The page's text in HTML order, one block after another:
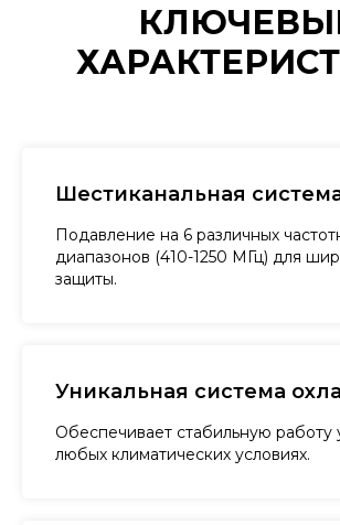
Шестиканальная
Подавление на 6 различных
диапазонов (410-1250 МГц) для
защиты.
Уникальная система
Обеспечивает стабильную работу
любых климатических условиях.